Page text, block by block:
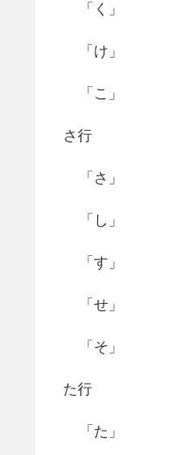
「く」
「け」
「こ」
さ行
「さ」
「し」
「す」
「せ」
「そ」
た行
「た」